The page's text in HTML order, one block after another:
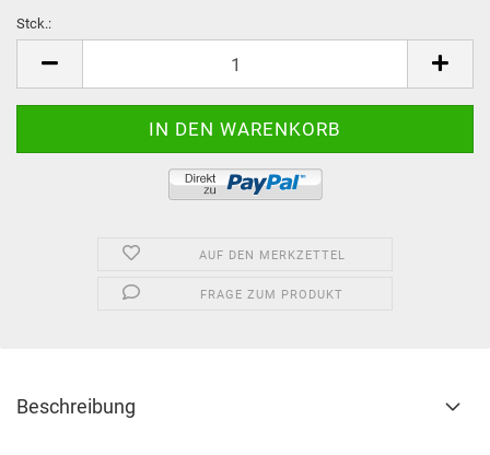
Stck.:
AUF DEN MERKZETTEL
FRAGE ZUM PRODUKT
Beschreibung